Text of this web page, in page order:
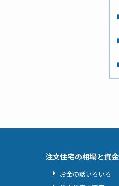
注文住宅の相場と資金
お金の話いろいろ